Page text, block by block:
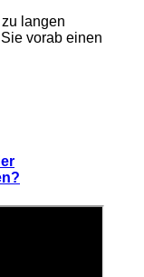
langen
vorab einen